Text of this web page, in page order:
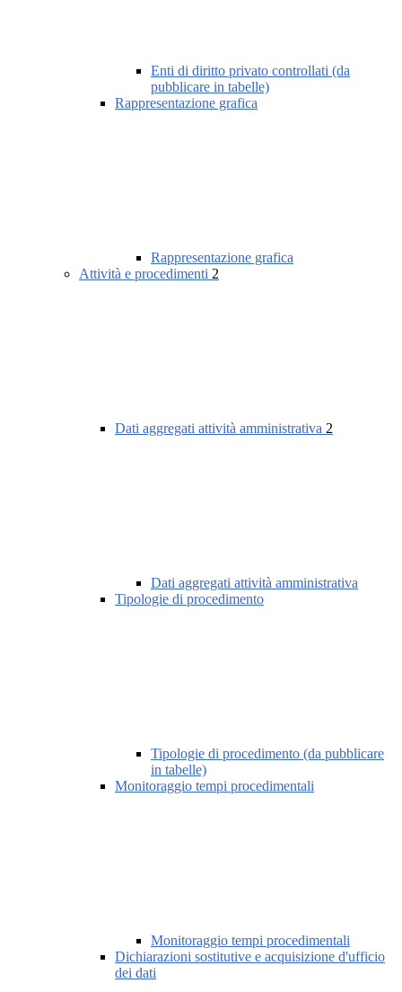
Enti di diritto privato controllati (da
pubblicare in tabelle)
Rappresentazione grafica
Rappresentazione grafica
Attività e procedimenti 2
Dati aggregati attività amministrativa 2
Dati aggregati attività amministrativa
Tipologie di procedimento
Tipologie di procedimento (da pubblicare
in tabelle)
Monitoraggio tempi procedimentali
Monitoraggio tempi procedimentali
Dichiarazioni sostitutive e acquisizione d'ufficio
dei dati